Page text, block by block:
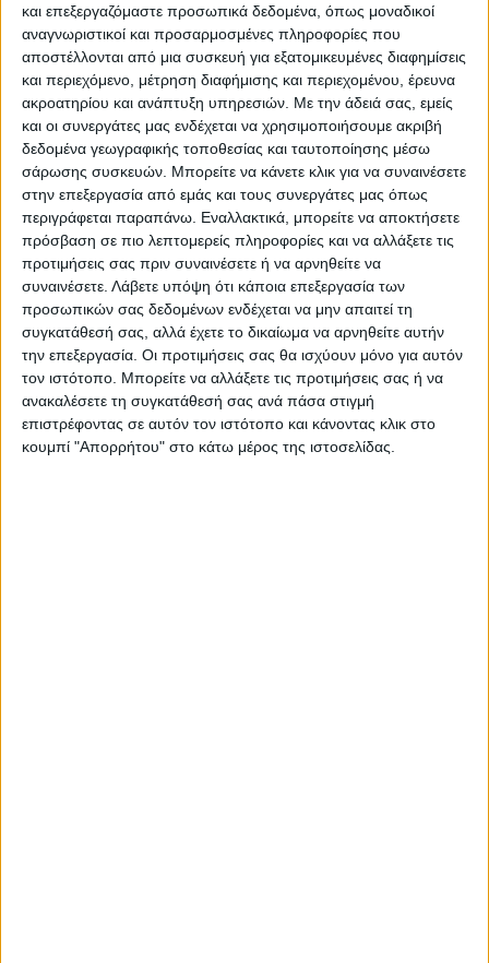
και επεξεργαζόμαστε προσωπικά δεδομένα, όπως μοναδικοί
αναγνωριστικοί και προσαρμοσμένες πληροφορίες που
αποστέλλονται από μια συσκευή για εξατομικευμένες διαφημίσεις
και περιεχόμενο, μέτρηση διαφήμισης και περιεχομένου, έρευνα
ακροατηρίου και ανάπτυξη υπηρεσιών. Με την άδειά σας, εμείς
και οι συνεργάτες μας ενδέχεται να χρησιμοποιήσουμε ακριβή
δεδομένα γεωγραφικής τοποθεσίας και ταυτοποίησης μέσω
σάρωσης συσκευών. Μπορείτε να κάνετε κλικ για να συναινέσετε
στην επεξεργασία από εμάς και τους συνεργάτες μας όπως
περιγράφεται παραπάνω. Εναλλακτικά, μπορείτε να αποκτήσετε
πρόσβαση σε πιο λεπτομερείς πληροφορίες και να αλλάξετε τις
προτιμήσεις σας πριν συναινέσετε ή να αρνηθείτε να
συναινέσετε. Λάβετε υπόψη ότι κάποια επεξεργασία των
προσωπικών σας δεδομένων ενδέχεται να μην απαιτεί τη
συγκατάθεσή σας, αλλά έχετε το δικαίωμα να αρνηθείτε αυτήν
την επεξεργασία. Οι προτιμήσεις σας θα ισχύουν μόνο για αυτόν
τον ιστότοπο. Μπορείτε να αλλάξετε τις προτιμήσεις σας ή να
ανακαλέσετε τη συγκατάθεσή σας ανά πάσα στιγμή
επιστρέφοντας σε αυτόν τον ιστότοπο και κάνοντας κλικ στο
κουμπί "Απορρήτου" στο κάτω μέρος της ιστοσελίδας.